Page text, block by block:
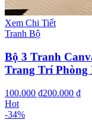
Xem Chi Tiết
Tranh Bộ
Bộ 3 Tranh
Trang Trí Phòng
100.000 ₫200.000 ₫
Hot
-34%